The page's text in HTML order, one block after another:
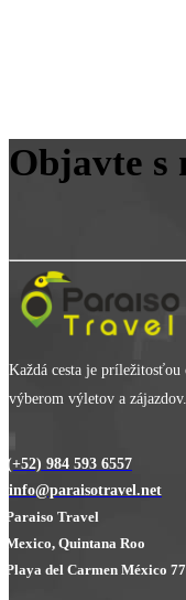
Objavte s
Každá cesta je
výberom výletov a
(+52) 984 593 6557
info@paraisotravel.net
Paraiso Travel
Mexico, Quintana Roo
Playa del Carmen México